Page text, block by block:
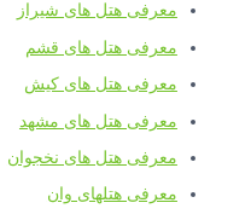
معرفی هتل های شیراز
معرفی هتل های قشم
معرفی هتل های کیش
معرفی هتل های مشهد
معرفی هتل های نخجوان
معرفی هتلهای وان